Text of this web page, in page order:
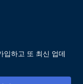
입하고 또 최신 업데